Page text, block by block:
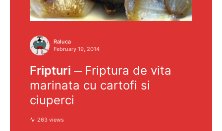
Raluca
February 19, 2014
Fripturi
Friptura de vita
marinata cu cartofi si
ciuperci
263 views